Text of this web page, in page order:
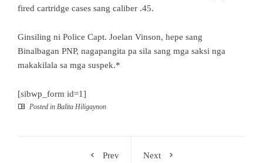
fired cartridge cases sang caliber .45.
Ginsiling ni Police Capt. Joelan Vinson, hepe sang
Binalbagan PNP, nagapangita pa sila sang mga saksi nga
makakilala sa mga suspek.*
[sibwp_form id=1]
Posted in Balita Hiligaynon
Prev
Next